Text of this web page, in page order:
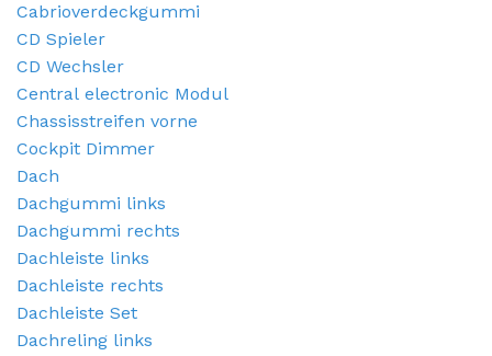
Cabrioverdeckgummi
CD Spieler
CD Wechsler
Central electronic Modul
Chassisstreifen vorne
Cockpit Dimmer
Dach
Dachgummi links
Dachgummi rechts
Dachleiste links
Dachleiste rechts
Dachleiste Set
Dachreling links